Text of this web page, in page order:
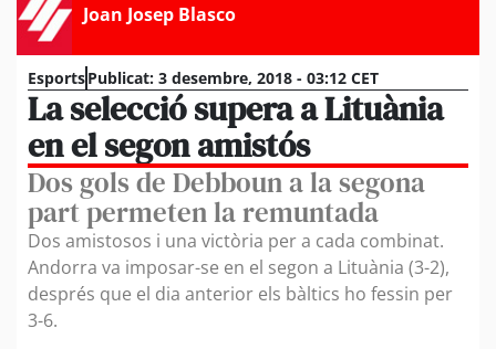
Joan Josep Blasco
EsportsPublicat: 3 desembre, 2018 - 03:12 CET
La selecció supera a Lituània
en el segon amistós
Dos gols de Debboun a la segona
part permeten la remuntada
Dos amistosos i una victòria per a cada combinat.
Andorra va imposar-se en el segon a Lituània (3-2),
després que el dia anterior els bàltics ho fessin per
3-6.